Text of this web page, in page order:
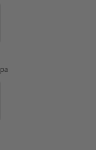
(PSO Uncoated v3